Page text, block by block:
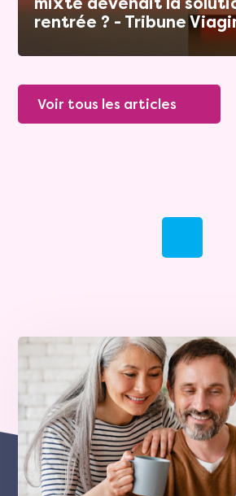
mixte devenait la
rentrée ? - Tribune
Voir tous les articles